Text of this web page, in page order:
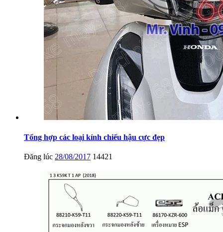
Tổng hợp các loại kính chiếu hậu cực đẹp
Đăng lúc 28/08/2017 14421